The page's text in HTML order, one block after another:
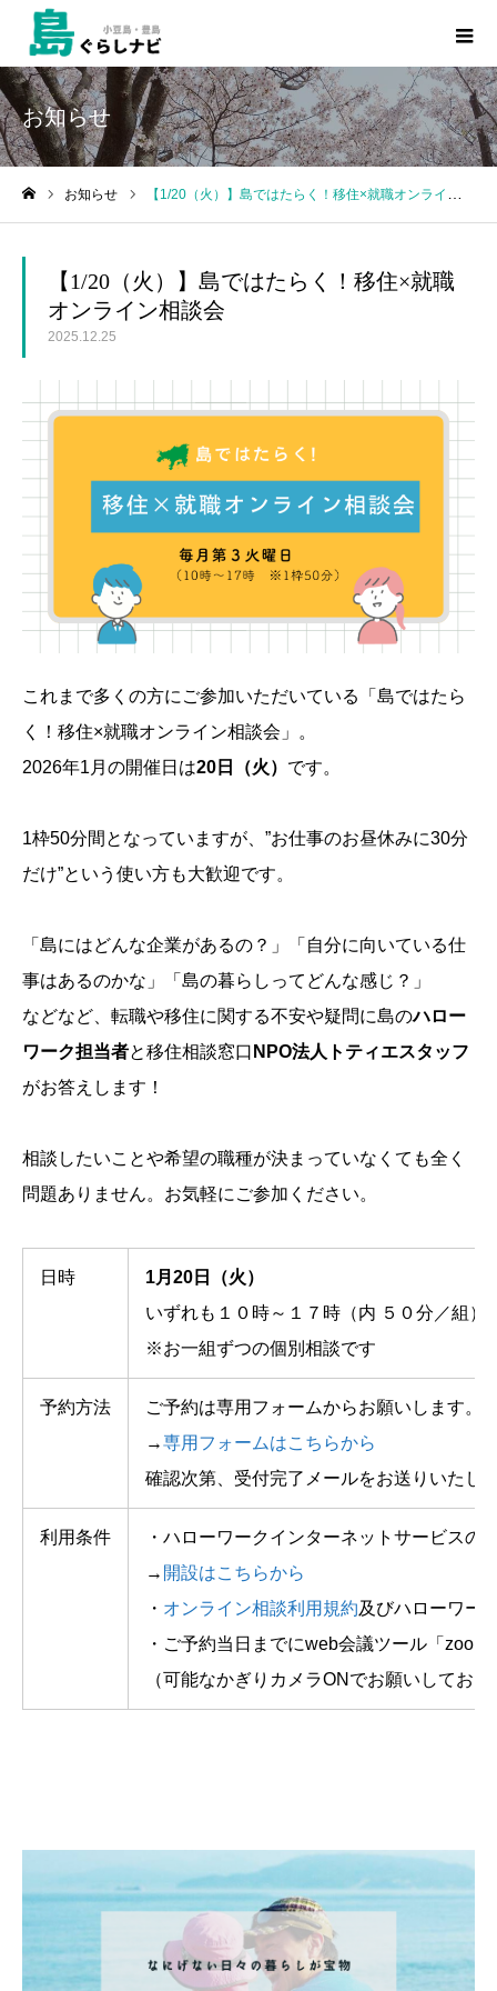
お知らせ
お知らせ 【1/20（火）】島ではたらく！移住×就職オンライン相談会
【1/20（火）】島ではたらく！移住×就職
オンライン相談会
2025.12.25
これまで多くの方にご参加いただいている「島ではたら
く！移住×就職オンライン相談会」。
2026年1月の開催日は20日（火） です。
1枠50分間となっていますが、”お仕事のお昼休みに30分
だけ”という使い方も大歓迎です。
「島にはどんな企業があるの？」「自分に向いている仕
事はあるのかな」「島の暮らしってどんな感じ？」
などなど、転職や移住に関する不安や疑問に島のハロー
ワーク担当者と移住相談窓口 NPO法人トティエスタッフ
がお答えします！
相談したいことや希望の職種が決まっていなくても全く
問題ありません。お気軽にご参加ください。
日時
1月20日（火）
いずれも１０時～１７時（内 ５０分／組）
※お一組ずつの個別相談です
予約方法
ご予約は専用フォームからお願いします。
→専用フォームはこちらから
確認次第、受付完了メールをお送りいたし
利用条件
・ハローワークインターネットサービスの
→ 開設はこちらから
・ オンライン相談利用規約及びハローワー
・ご予約当日までにweb会議ツール「
（可能なかぎりカメラONでお願いしてお